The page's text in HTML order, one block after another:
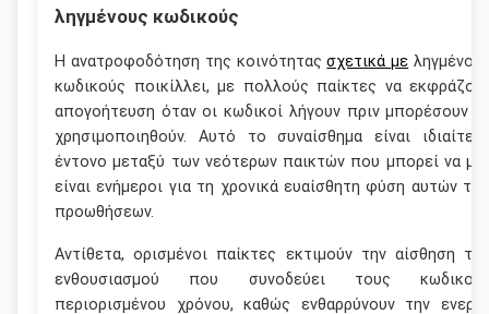
ληγμένους κωδικούς
Η ανατροφοδότηση της κοινότηταςσχετικά με
κωδικούς ποικίλλει, με πολλούς παίκτες να
απογοήτευση όταν οι κωδικοί λήγουν πριν μπορέσουν
χρησιμοποιηθούν. Αυτό το συναίσθημα είναι
έντονο μεταξύ των νεότερων παικτών που μπορεί να
είναι ενήμεροι για τη χρονικά ευαίσθητη φύση αυτών
προωθήσεων.
Αντίθετα, ορισμένοι παίκτες εκτιμούν την αίσθηση
ενθουσιασμού που συνοδεύει τους
περιορισμένου χρόνου, καθώς ενθαρρύνουν την